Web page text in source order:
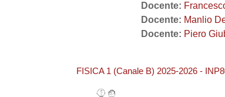
Docente:
Docente: Manlio
Docente: Piero
FISICA 1 (Canale B) 2025-2026 -